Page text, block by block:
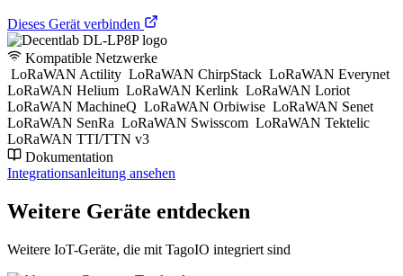
Dieses Gerät verbinden
Kompatible Netzwerke
LoRaWAN Actility LoRaWAN ChirpStack LoRaWAN Everynet
LoRaWAN Helium LoRaWAN Kerlink LoRaWAN Loriot
LoRaWAN MachineQ LoRaWAN Orbiwise LoRaWAN Senet
LoRaWAN SenRa LoRaWAN Swisscom LoRaWAN Tektelic
LoRaWAN TTI/TTN v3
Dokumentation
Integrationsanleitung ansehen
Weitere Geräte entdecken
Weitere IoT-Geräte, die mit TagoIO integriert sind